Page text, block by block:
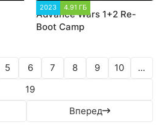
2023 4.91 ГБ
Advance Wars 1+2 Re-
Boot Camp
5 6 7 8 9 10
...
19
Вперед